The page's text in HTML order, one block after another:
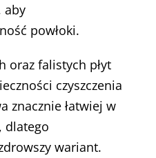
aby
powłoki.
oraz falistych płyt
czyszczenia
znacznie łatwiej w
dlatego
wariant.